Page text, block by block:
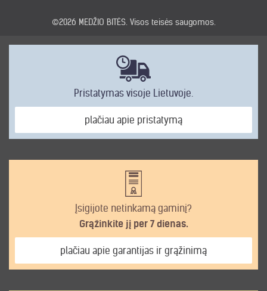
©2026 MEDŽIO BITĖS. Visos teisės saugomos.
Pristatymas visoje Lietuvoje.
plačiau apie pristatymą
Įsigijote netinkamą gaminį?
Grąžinkite jį per 7 dienas.
plačiau apie garantijas ir grąžinimą